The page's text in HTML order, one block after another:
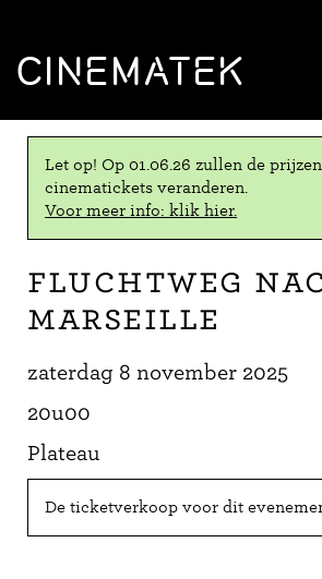
CINEMATEK
Let op! Op 01.06.26 zullen de
cinematickets veranderen.
Voor meer info: klik hier.
Fluchtweg
Marseille
zaterdag 8 november 2025
20u00
Plateau
De ticketverkoop voor dit